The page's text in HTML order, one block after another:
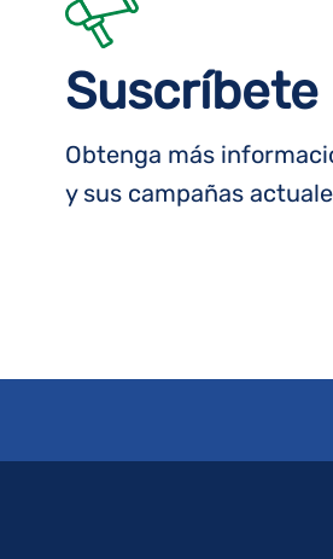
Obtenga más
y sus campañas